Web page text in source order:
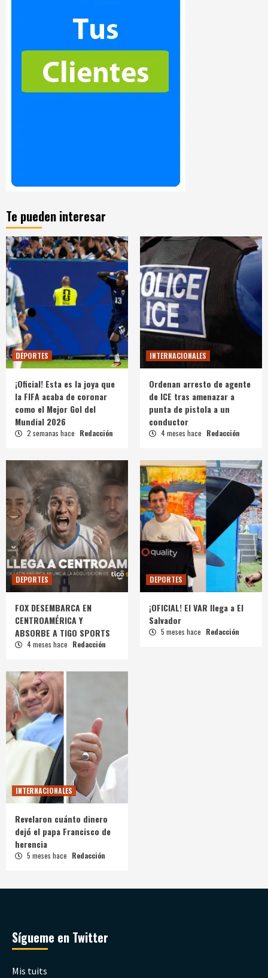
Te pueden interesar
DEPORTES
¡Oficial! Esta es la joya que
la FIFA acaba de coronar
como el Mejor Gol del
Mundial 2026
2 semanas hace Redacción
INTERNACIONALES
Ordenan arresto de agente
de ICE tras amenazar a
punta de pistola a un
conductor
4 meses hace Redacción
DEPORTES
FOX DESEMBARCA EN
CENTROAMÉRICA Y
ABSORBE A TIGO SPORTS
4 meses hace Redacción
DEPORTES
¡OFICIAL! El VAR llega a El
Salvador
5 meses hace Redacción
INTERNACIONALES
Revelaron cuánto dinero
dejó el papa Francisco de
herencia
5 meses hace Redacción
Sígueme en Twitter
Mis tuits